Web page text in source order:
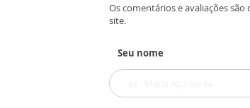
Os comentários e avaliações
site.
Seu nome